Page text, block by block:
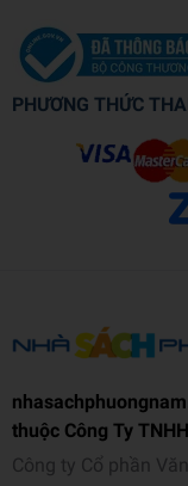
PHƯƠNG THỨC
thuộc Công Ty
Công ty Cổ phần